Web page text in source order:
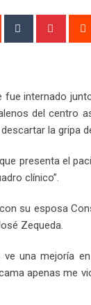
StumbleUpon
Tumblr
fue internado
del centro
la gripa
presenta el
clínico”.
su esposa
Zequeda.
una mejoría
apenas me